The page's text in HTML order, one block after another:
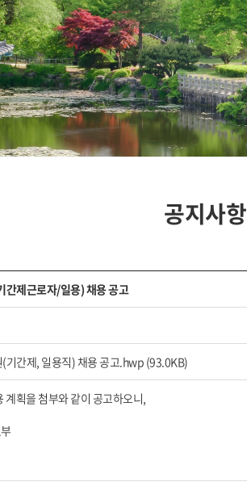
공지사항
간제근로자/일용) 채용 공고
간제, 일용직) 채용 공고.hwp (93.0KB)
획을 첨부와 같이 공고하오니,